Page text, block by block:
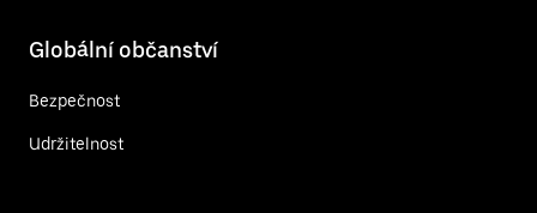
Globální občanství
Bezpečnost
Udržitelnost